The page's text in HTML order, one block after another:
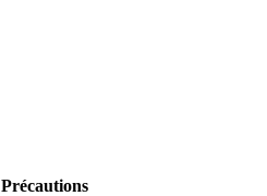
Précautions